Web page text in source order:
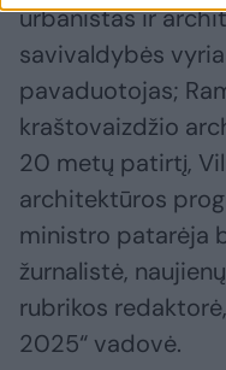
urbanistas ir
savivaldybės
pavaduotojas;
kraštovaizdžio
20 metų patirtį,
architektūros
ministro patarėja
žurnalistė,
rubrikos
2025“ vadovė.